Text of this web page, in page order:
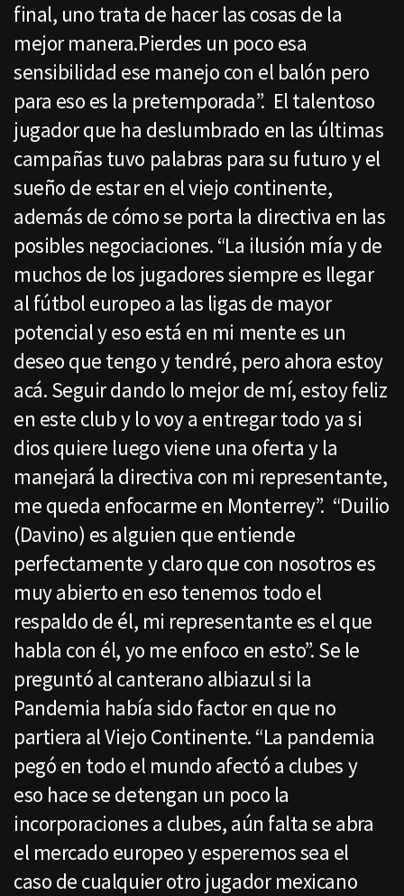
final, uno trata de hacer las cosas de la
mejor manera.Pierdes un poco esa
sensibilidad ese manejo con el balón pero
para eso es la pretemporada”. El talentoso
jugador que ha deslumbrado en las últimas
campañas tuvo palabras para su futuro y el
sueño de estar en el viejo continente,
además de cómo se porta la directiva en las
posibles negociaciones. “La ilusión mía y de
muchos de los jugadores siempre es llegar
al fútbol europeo a las ligas de mayor
potencial y eso está en mi mente es un
deseo que tengo y tendré, pero ahora estoy
acá. Seguir dando lo mejor de mí, estoy feliz
en este club y lo voy a entregar todo ya si
dios quiere luego viene una oferta y la
manejará la directiva con mi representante,
me queda enfocarme en Monterrey”. “Duilio
(Davino) es alguien que entiende
perfectamente y claro que con nosotros es
muy abierto en eso tenemos todo el
respaldo de él, mi representante es el que
habla con él, yo me enfoco en esto”. Se le
preguntó al canterano albiazul si la
Pandemia había sido factor en que no
partiera al Viejo Continente. “La pandemia
pegó en todo el mundo afectó a clubes y
eso hace se detengan un poco la
incorporaciones a clubes, aún falta se abra
el mercado europeo y esperemos sea el
caso de cualquier otro jugador mexicano